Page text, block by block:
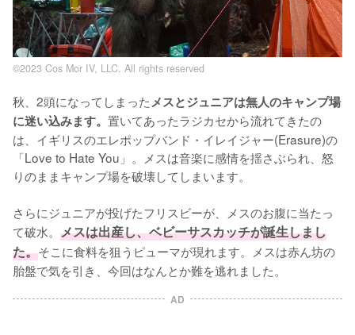
©2023 Cos Mor IV, LLC. All rights reserved
秋、2頭になってしまったメスとジュニアは無人のキャンプ場
に迷い込みます。 置いてあったラジカセから流れてきたの
は、イギリスのエレポップバンド・イレイジャー(Erasure)の
「Love to Hate You」。メスは音楽に感情を揺さぶられ、怒
りのままキャンプ場を破壊してしまいます。
さらにジュニアが投げたフリスビーが、メスのお腹に当たっ
て破水。 メスは出産し、ベビーサスカッチが誕生しまし
た。そこに食料を狙うピューマが現れます。メスは赤ん坊の
胎盤で気を引き、今回はなんとか難を逃れました。
AD